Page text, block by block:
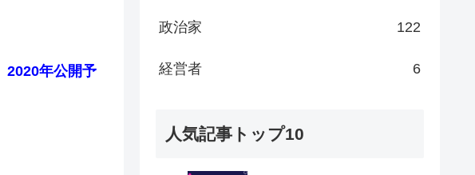
2020年公開予
政治家 122
経営者 6
人気記事トップ10